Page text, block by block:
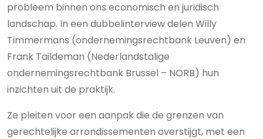
probleem binnen ons economisch en juridisch
landschap. In een dubbelinterview delen Willy
Timmermans (ondernemingsrechtbank Leuven) en
Frank Taildeman (Nederlandstalige
ondernemingsrechtbank Brussel – NORB) hun
inzichten uit de praktijk.
Ze pleiten voor een aanpak die de grenzen van
gerechtelijke arrondissementen overstijgt, met een